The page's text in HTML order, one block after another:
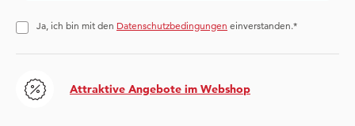
Ja, ich bin mit den Datenschutzbedingungen einverstanden.*
Attraktive Angebote im Webshop